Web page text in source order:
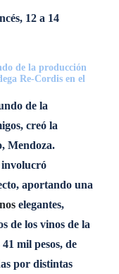
12 a 14
de la
creó la
Mendoza.
involucró
aportando una
elegantes,
de los vinos de la
mil pesos, de
por distintas